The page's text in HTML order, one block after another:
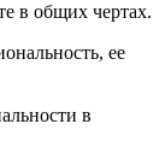
в общих чертах.
ее
в